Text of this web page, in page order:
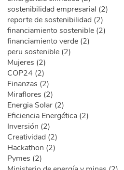
sostenibilidad empresarial (2)
reporte de sostenibilidad (2)
financiamiento sostenible (2)
financiamiento verde (2)
peru sostenible (2)
Mujeres (2)
COP24 (2)
Finanzas (2)
Miraflores (2)
Energia Solar (2)
Eficiencia Energética (2)
Inversión (2)
Creatividad (2)
Hackathon (2)
Pymes (2)